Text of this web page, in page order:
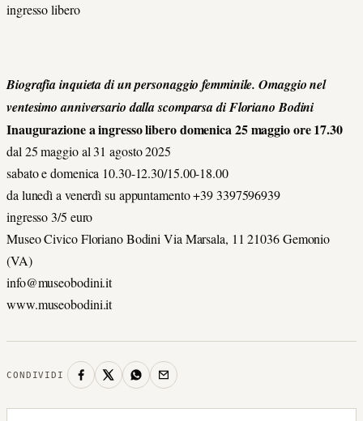
ingresso libero
Biografia inquieta di un personaggio femminile. Omaggio nel
ventesimo anniversario dalla scomparsa di Floriano Bodini
Inaugurazione a ingresso libero domenica 25 maggio ore 17.30
dal 25 maggio al 31 agosto 2025
sabato e domenica 10.30-12.30/15.00-18.00
da lunedì a venerdì su appuntamento +39 3397596939
ingresso 3/5 euro
Museo Civico Floriano Bodini Via Marsala, 11 21036 Gemonio
(VA)
info@museobodini.it
www.museobodini.it
CONDIVIDI